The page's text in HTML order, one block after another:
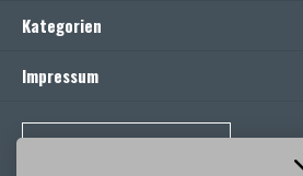
Kategorien
Impressum